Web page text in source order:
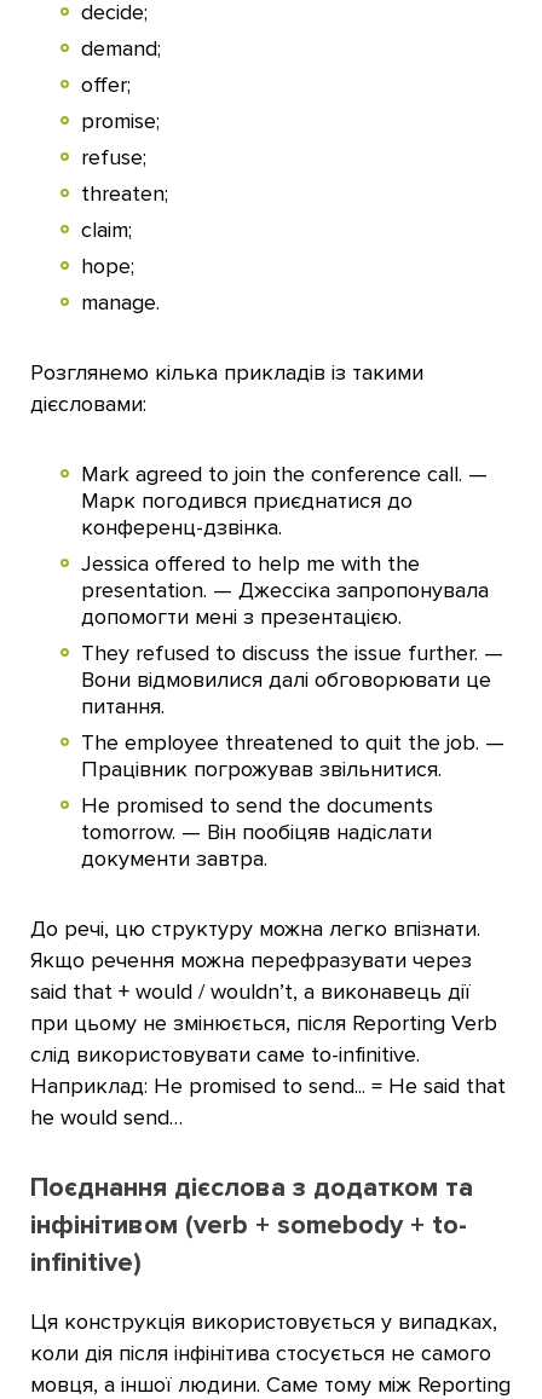
decide;
demand;
offer;
promise;
refuse;
threaten;
claim;
hope;
manage.
Розглянемо кілька прикладів із такими
дієсловами:
Mark agreed to join the conference call. —
Марк погодився приєднатися до
конференц-дзвінка.
Jessica offered to help me with the
presentation. — Джессіка запропонувала
допомогти мені з презентацією.
They refused to discuss the issue further. —
Вони відмовилися далі обговорювати це
питання.
The employee threatened to quit the job. —
Працівник погрожував звільнитися.
He promised to send the documents
tomorrow. — Він пообіцяв надіслати
документи завтра.
До речі, цю структуру можна легко впізнати.
Якщо речення можна перефразувати через
said that + would / wouldn’t, а виконавець дії
при цьому не змінюється, після Reporting Verb
слід використовувати саме to-infinitive.
Наприклад: He promised to send... = He said that
he would send…
Поєднання дієслова з додатком та
інфінітивом (verb + somebody + to-
infinitive)
Ця конструкція використовується у випадках,
коли дія після інфінітива стосується не самого
мовця, а іншої людини. Саме тому між Reporting